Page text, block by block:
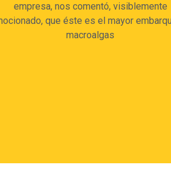
empresa, nos comentó, visiblemente
que éste es el mayor
macroalgas